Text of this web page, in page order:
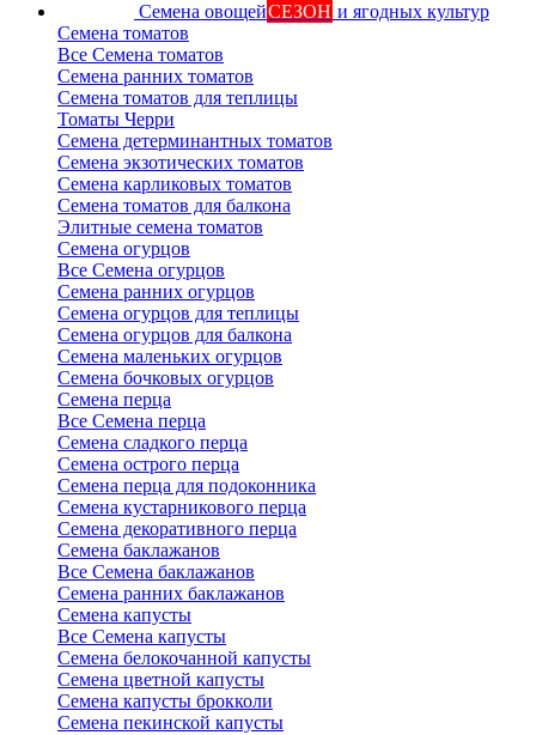
Семена овощейСЕЗОН и ягодных культур
Семена томатов
Все Семена томатов
Семена ранних томатов
Семена томатов для теплицы
Томаты Черри
Семена детерминантных томатов
Семена экзотических томатов
Семена карликовых томатов
Семена томатов для балкона
Элитные семена томатов
Семена огурцов
Все Семена огурцов
Семена ранних огурцов
Семена огурцов для теплицы
Семена огурцов для балкона
Семена маленьких огурцов
Семена бочковых огурцов
Семена перца
Все Семена перца
Семена сладкого перца
Семена острого перца
Семена перца для подоконника
Семена кустарникового перца
Семена декоративного перца
Семена баклажанов
Все Семена баклажанов
Семена ранних баклажанов
Семена капусты
Все Семена капусты
Семена белокочанной капусты
Семена цветной капусты
Семена капусты брокколи
Семена пекинской капусты